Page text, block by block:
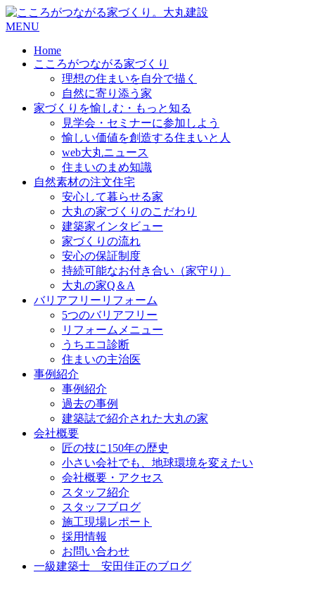
コ
MENU
Home
こころがつながる家づくり
理想の住まいを自分で描く
自然に寄り添う家
家づくりを愉しむ・もっと知る
見学会・セミナーに参加しよう
愉しい価値を創造する住まいと人
web大丸ニュース
住まいのまめ知識
自然素材の注文住宅
安心して暮らせる家
大丸の家づくりのこだわり
建築家インタビュー
家づくりの流れ
安心の保証制度
持続可能なお付き合い（家守り）
大丸の家Q＆A
バリアフリーリフォーム
5つのバリアフリー
リフォームメニュー
うちエコ診断
住まいの主治医
事例紹介
事例紹介
過去の事例
建築誌で紹介された大丸の家
会社概要
匠の技に150年の歴史
小さい会社でも、地球環境を変えたい
会社概要・アクセス
スタッフ紹介
スタッフブログ
施工現場レポート
採用情報
お問い合わせ
一級建築士 安田佳正のブログ